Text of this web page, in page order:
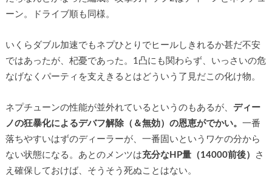
ーン。ドライブ順も同様。
いくらダブル加速でもネプひとりでヒールしきれるか甚だ不安
ではあったが、杞憂であった。1凸にも関わらず、いっさいの危
なげなくパーティを支えきるとはどういう了見だこの化け物。
ネプチューンの性能が並外れているというのもあるが、 ディー
ノの狂暴化によるデバフ解除（＆無効）の恩恵がでかい。 一番
落ちやすいはずのディーラーが、一番固いというワケの分から
ない状態になる。あとのメンツは充分なHP量（14000前後）
さ
え確保しておけば、そうそう死ぬことはない。